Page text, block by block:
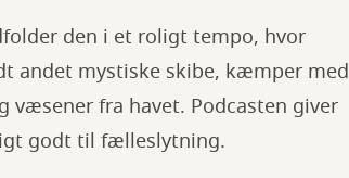
den i et roligt tempo, hvor
andet mystiske skibe, kæmper med
fra havet. Podcasten giver
godt til fælleslytning.